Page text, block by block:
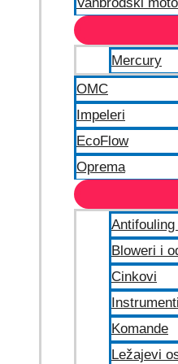
Mercury
OMC
Impeleri
EcoFlow
Oprema
Bloweri i
Cinkovi
Instrumenti
Komande
Ležajevi